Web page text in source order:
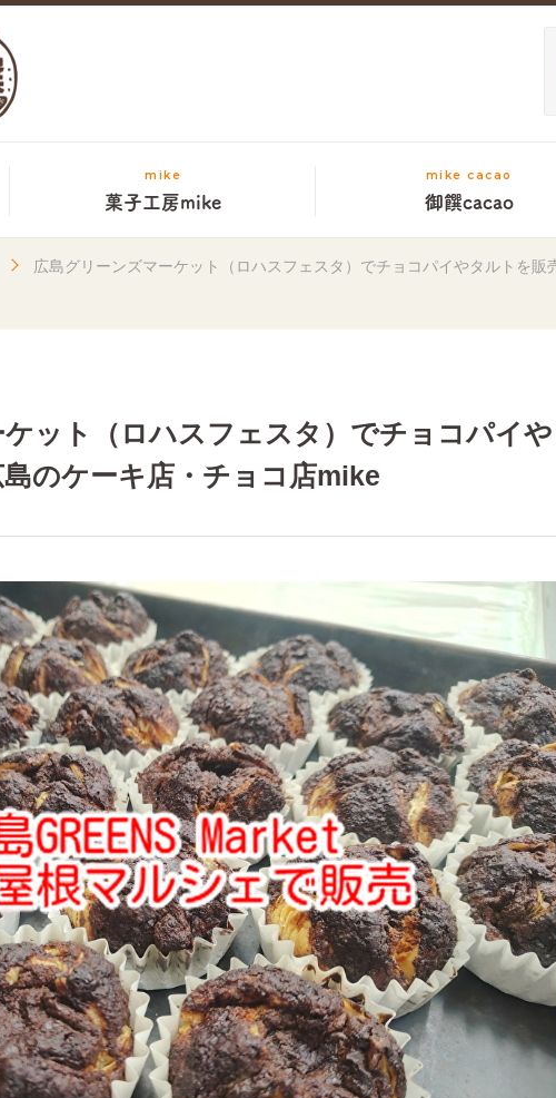
mike
菓子工房mike
mike cacao
御饌cacao
広島グリーンズマーケット（ロハスフェスタ）でチョコパイやタルトを
ット（ロハスフェスタ）でチョコパイや
のケーキ店・チョコ店mike